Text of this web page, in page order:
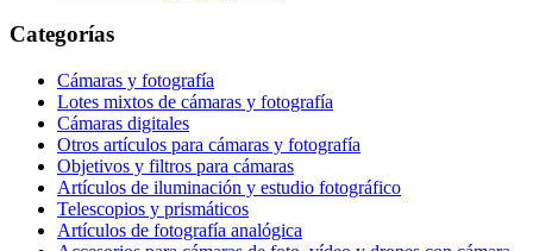
Categorías
Cámaras y fotografía
Lotes mixtos de cámaras y fotografía
Cámaras digitales
Otros artículos para cámaras y fotografía
Objetivos y filtros para cámaras
Artículos de iluminación y estudio fotográfico
Telescopios y prismáticos
Artículos de fotografía analógica